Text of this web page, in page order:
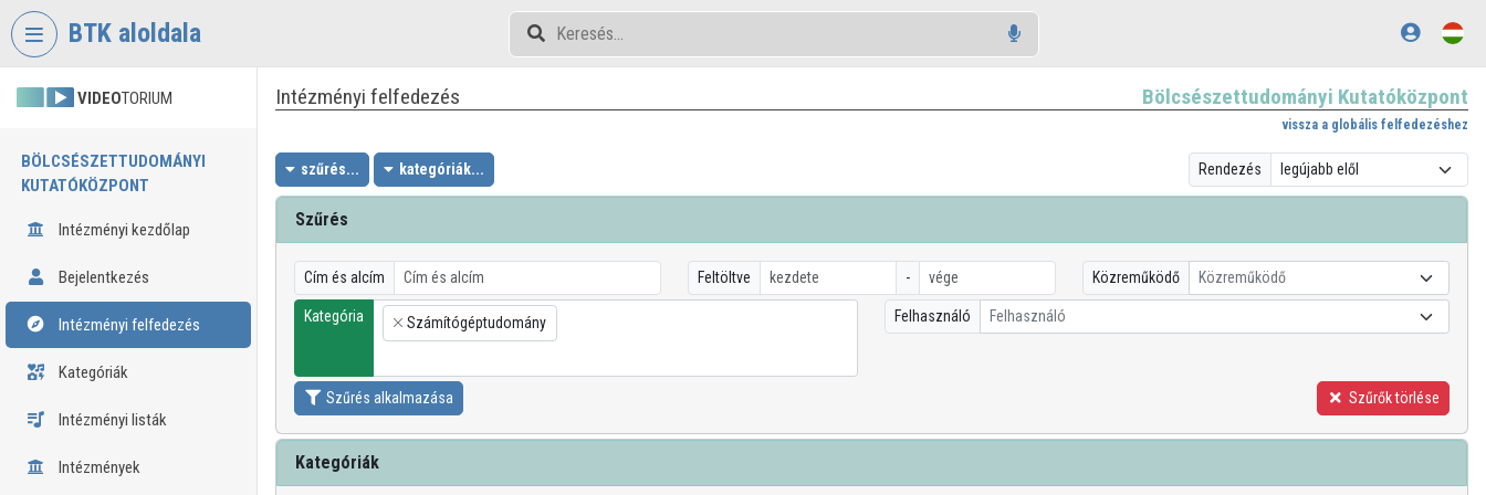
Fejléc kihagyása
BTK aloldala
VIDEOTORIUM
BÖLCSÉSZETTUDOMÁNYI
KUTATÓKÖZPONT
Intézményi kezdőlap
Bejelentkezés
Intézményi felfedezés
Kategóriák
Intézményi listák
Intézmények
Intézményi felfedezés Bölcsészettudományi Kutatóközpont
vissza a globális felfedezéshez
szűrés... kategóriák... Rendezés
Szűrés
Cím és alcím Feltöltve - Közreműködő Közreműködő
Kategória
×
Számítógéptudomány Felhasználó Felhasználó
Szűrés alkalmazása Szűrők törlése
Kategóriák